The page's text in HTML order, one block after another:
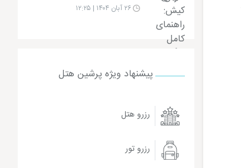
۲۶ آبان ۱۴۰۴ | ۱۲:۲۵
پیشنهاد ویژه پرشین هتل
رزرو هتل
رزرو تور